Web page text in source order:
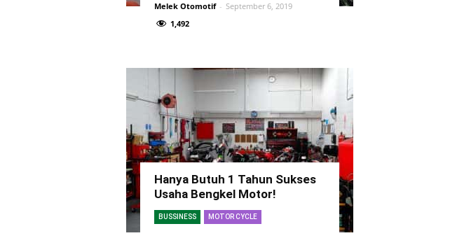
Melek Otomotif - September 6, 2019
1,492
Hanya Butuh 1 Tahun Sukses
Usaha Bengkel Motor!
BUSSINESS MOTOR CYCLE